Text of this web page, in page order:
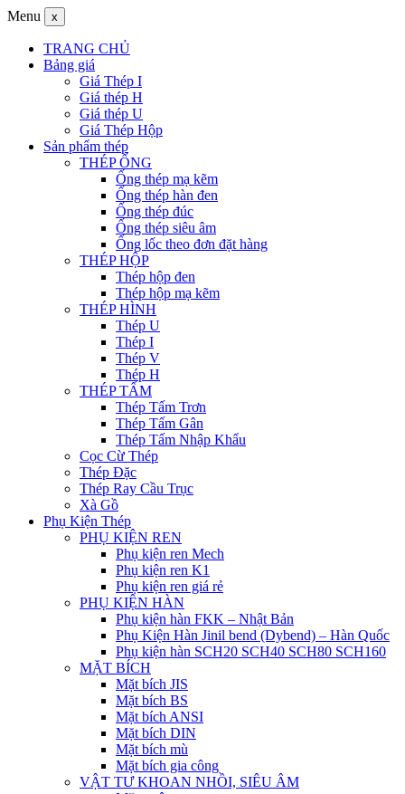
Menu x
TRANG CHỦ
Bảng giá
Giá Thép I
Giá thép H
Giá thép U
Giá Thép Hộp
Sản phẩm thép
THÉP ỐNG
Ống thép mạ kẽm
Ống thép hàn đen
Ống thép đúc
Ống thép siêu âm
Ống lốc theo đơn đặt hàng
THÉP HỘP
Thép hộp đen
Thép hộp mạ kẽm
THÉP HÌNH
Thép U
Thép I
Thép V
Thép H
THÉP TẤM
Thép Tấm Trơn
Thép Tấm Gân
Thép Tấm Nhập Khẩu
Cọc Cừ Thép
Thép Đặc
Thép Ray Cầu Trục
Xà Gồ
Phụ Kiện Thép
PHỤ KIỆN REN
Phụ kiện ren Mech
Phụ kiện ren K1
Phụ kiện ren giá rẻ
PHỤ KIỆN HÀN
Phụ kiện hàn FKK – Nhật Bản
Phụ Kiện Hàn Jinil bend (Dybend) – Hàn Quốc
Phụ kiện hàn SCH20 SCH40 SCH80 SCH160
MẶT BÍCH
Mặt bích JIS
Mặt bích BS
Mặt bích ANSI
Mặt bích DIN
Mặt bích mù
Mặt bích gia công
VẬT TƯ KHOAN NHỒI, SIÊU ÂM